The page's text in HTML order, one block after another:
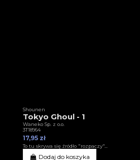
Shounen
Tokyo Ghoul - 1
Waneko Sp. z o.o.
3T18964
17,95 zł
To tu skrywa się źródło "rozpaczy"...
Dodaj do koszyka